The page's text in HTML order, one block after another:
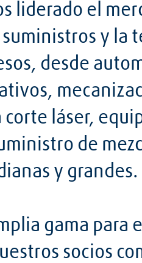
liderado el
y la
desde
láser,
de
y grandes.
gama para
socios